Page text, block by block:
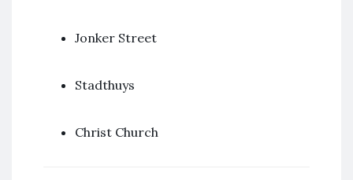
Jonker Street
Stadthuys
Christ Church